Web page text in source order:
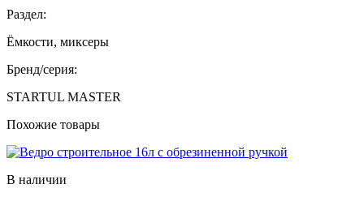
Раздел:
Ёмкости, миксеры
Бренд/серия:
STARTUL MASTER
Похожие товары
В наличии